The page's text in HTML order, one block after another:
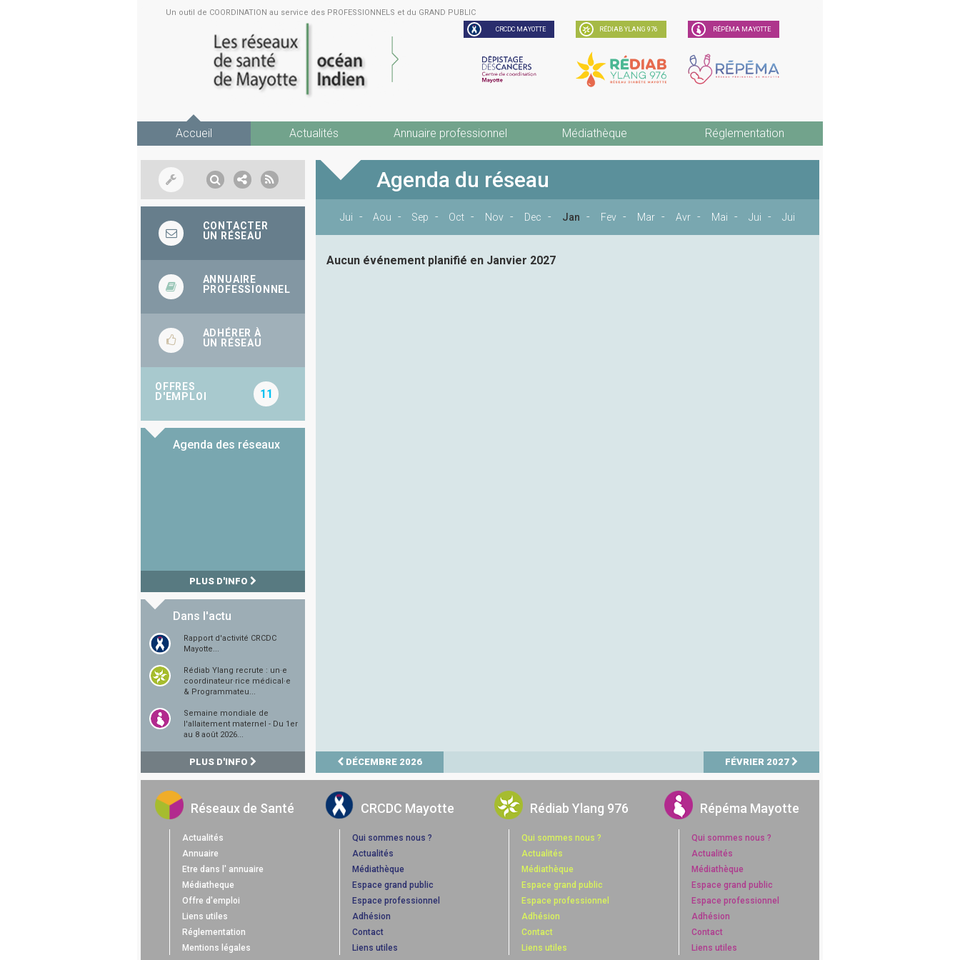
Un outil de COORDINATION au service des PROFESSIONNELS et du GRAND PUBLIC
CRCDC MAYOTTE RÉDIAB YLANG 976 RÉPÉMA MAYOTTE
Accueil Actualités Annuaire professionnel Médiathèque Réglementation
Agenda du réseau
Jui Aou Sep Oct Nov Dec Jan Fev Mar Avr Mai Jui Jui
Aucun événement planifié en Janvier 2027
DÉCEMBRE 2026 FÉVRIER 2027
CONTACTER
UN RÉSEAU
ANNUAIRE
PROFESSIONNEL
ADHÉRER À
UN RÉSEAU
OFFRES
D'EMPLOI
11
Agenda des réseaux
PLUS D'INFO
Dans l'actu
Rapport d'activité CRCDC
Mayotte...
Rédiab Ylang recrute : un·e
coordinateur·rice médical·e
& Programmateu...
Semaine mondiale de
l'allaitement maternel - Du 1er
au 8 août 2026...
PLUS D'INFO
Réseaux de Santé
Actualités
Annuaire
Etre dans l' annuaire
Médiatheque
Offre d'emploi
Liens utiles
Réglementation
Mentions légales
CRCDC Mayotte
Qui sommes nous ?
Actualités
Médiathèque
Espace grand public
Espace professionnel
Adhésion
Contact
Liens utiles
Rédiab Ylang 976
Qui sommes nous ?
Actualités
Médiathèque
Espace grand public
Espace professionnel
Adhésion
Contact
Liens utiles
Répéma Mayotte
Qui sommes nous ?
Actualités
Médiathèque
Espace grand public
Espace professionnel
Adhésion
Contact
Liens utiles